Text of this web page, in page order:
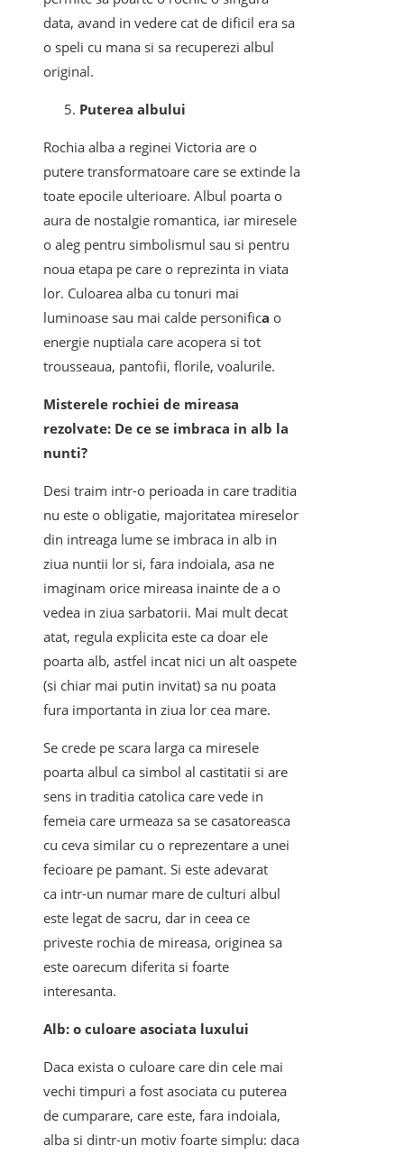
data, avand in vedere cat de dificil era sa
o speli cu mana si sa recuperezi albul
original.
Puterea albului
Rochia alba a reginei Victoria are o
putere transformatoare care se extinde la
toate epocile ulterioare. Albul poarta o
aura de nostalgie romantica, iar miresele
o aleg pentru simbolismul sau si pentru
noua etapa pe care o reprezinta in viata
lor. Culoarea alba cu tonuri mai
luminoase sau mai calde personifica o
energie nuptiala care acopera si tot
trousseaua, pantofii, florile, voalurile.
Misterele rochiei de mireasa
rezolvate: De ce se imbraca in alb la
nunti?
Desi traim intr-o perioada in care traditia
nu este o obligatie, majoritatea mireselor
din intreaga lume se imbraca in alb in
ziua nuntii lor si, fara indoiala, asa ne
imaginam orice mireasa inainte de a o
vedea in ziua sarbatorii. Mai mult decat
atat, regula explicita este ca doar ele
poarta alb, astfel incat nici un alt oaspete
(si chiar mai putin invitat) sa nu poata
fura importanta in ziua lor cea mare.
Se crede pe scara larga ca miresele
poarta albul ca simbol al castitatii si are
sens in traditia catolica care vede in
femeia care urmeaza sa se casatoreasca
cu ceva similar cu o reprezentare a unei
fecioare pe pamant. Si este adevarat
ca intr-un numar mare de culturi albul
este legat de sacru, dar in ceea ce
priveste rochia de mireasa, originea sa
este oarecum diferita si foarte
interesanta.
Alb: o culoare asociata luxului
Daca exista o culoare care din cele mai
vechi timpuri a fost asociata cu puterea
de cumparare, care este, fara indoiala,
alba si dintr-un motiv foarte simplu: daca